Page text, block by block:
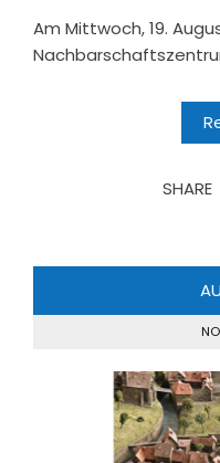
Am Mittwoch, 19.
SHARE